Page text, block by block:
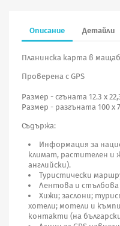
Описание Детайли
Планинска карта в мащаб
Проверена с GPS
Размер - сгъната 12.3 х
Размер - разгъната 100 х
Съдържа:
Информация за
климат, растителен и
английски).
Туристически
Лентова и
Хижи; заслони;
хотели; мотели и
контакти (на